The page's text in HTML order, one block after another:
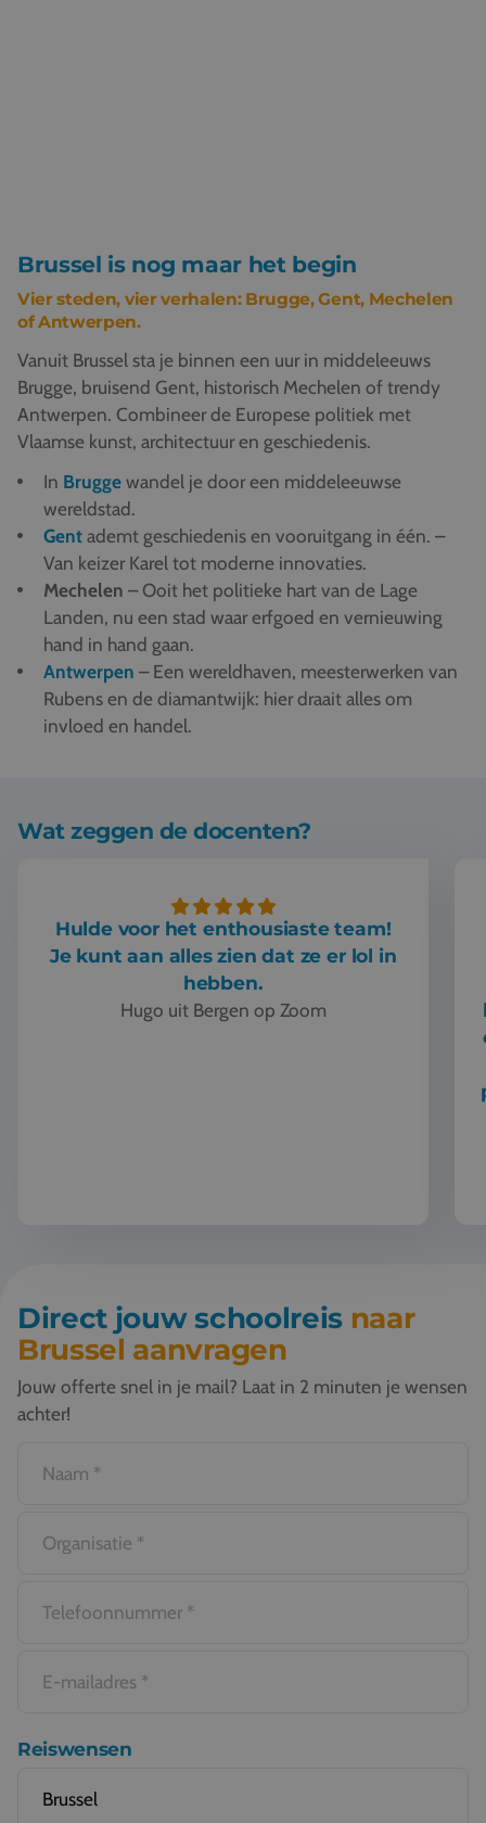
Brussel is nog maar het begin
Vier steden, vier verhalen: Brugge, Gent, Mechelen
of Antwerpen.
Vanuit Brussel sta je binnen een uur in middeleeuws
Brugge, bruisend Gent, historisch Mechelen of trendy
Antwerpen. Combineer de Europese politiek met
Vlaamse kunst, architectuur en geschiedenis.
In Bruggewandel je door een middeleeuwse
wereldstad.
Gentademt geschiedenis en vooruitgang in één. –
Van keizer Karel tot moderne innovaties.
Mechelen – Ooit het politieke hart van de Lage
Landen, nu een stad waar erfgoed en vernieuwing
hand in hand gaan.
Antwerpen – Een wereldhaven, meesterwerken van
Rubens en de diamantwijk: hier draait alles om
invloed en handel.
Wat zeggen de docenten?
Hulde voor het enthousiaste team!
Je kunt aan alles zien dat ze er lol in
hebben.
Hugo uit Bergen op Zoom
Hulde voor het enthousiaste team! Je kunt aan alles zien
Direct jouw schoolreis naar
Brussel aanvragen
Jouw offerte snel in je mail? Laat in 2 minuten je wensen
achter!
Reiswensen